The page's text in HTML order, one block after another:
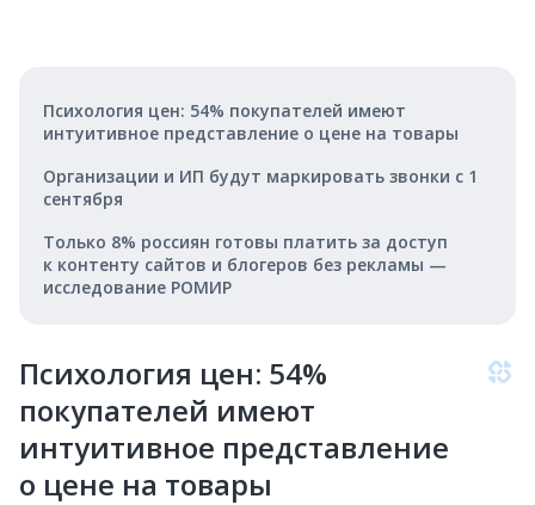
Психология цен: 54% покупателей имеют
интуитивное представление о цене на товары
Организации и ИП будут маркировать звонки с 1
сентября
Только 8% россиян готовы платить за доступ
к контенту сайтов и блогеров без рекламы —
исследование РОМИР
Психология цен: 54%
покупателей имеют
интуитивное представление
о цене на товары